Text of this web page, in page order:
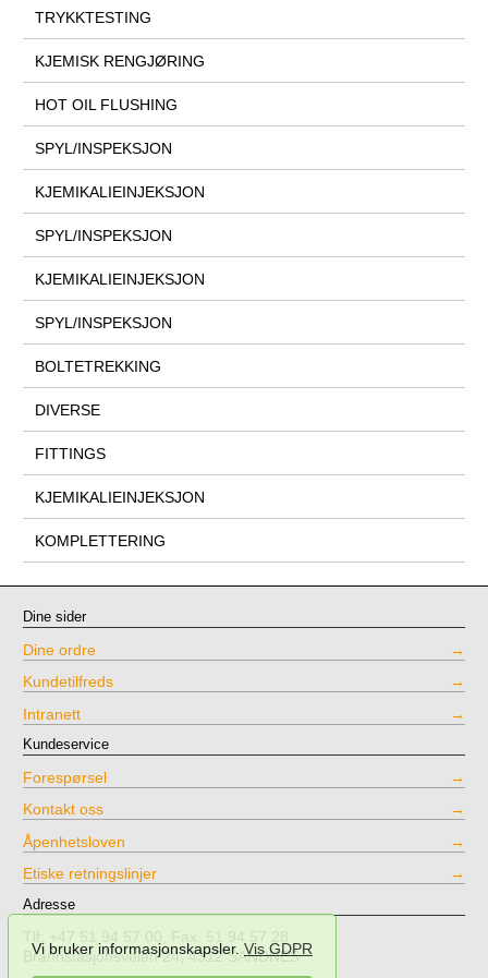
Vi bruker informasjonskapsler.Vis GDPR
TRYKKTESTING
KJEMISK RENGJØRING
HOT OIL FLUSHING
SPYL/INSPEKSJON
KJEMIKALIEINJEKSJON
SPYL/INSPEKSJON
KJEMIKALIEINJEKSJON
SPYL/INSPEKSJON
BOLTETREKKING
DIVERSE
FITTINGS
KJEMIKALIEINJEKSJON
KOMPLETTERING
Dine sider
Dine ordre
Kundetilfreds
Intranett
Kundeservice
Forespørsel
Kontakt oss
Åpenhetsloven
Etiske retningslinjer
Adresse
Tlf: +47 51 94 57 00, Fax. 51 94 57 28
Brannstasjonsveien 24, 4312 SANDNES